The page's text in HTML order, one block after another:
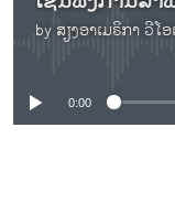
by ສຽງອາເມຣິກາ ວີໂ
No
0:00